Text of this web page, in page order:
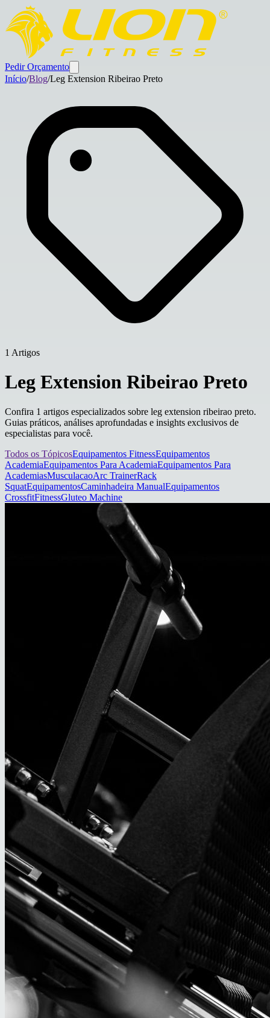
Pedir Orçamento
Início/Blog/Leg Extension Ribeirao Preto
1 Artigos
Leg Extension Ribeirao Preto
Confira 1 artigos especializados sobre leg extension ribeirao preto.
Guias práticos, análises aprofundadas e insights exclusivos de
especialistas para você.
Todos os TópicosEquipamentos FitnessEquipamentos
AcademiaEquipamentos Para AcademiaEquipamentos Para
AcademiasMusculacaoArc TrainerRack
SquatEquipamentosCaminhadeira ManualEquipamentos
CrossfitFitnessGluteo Machine